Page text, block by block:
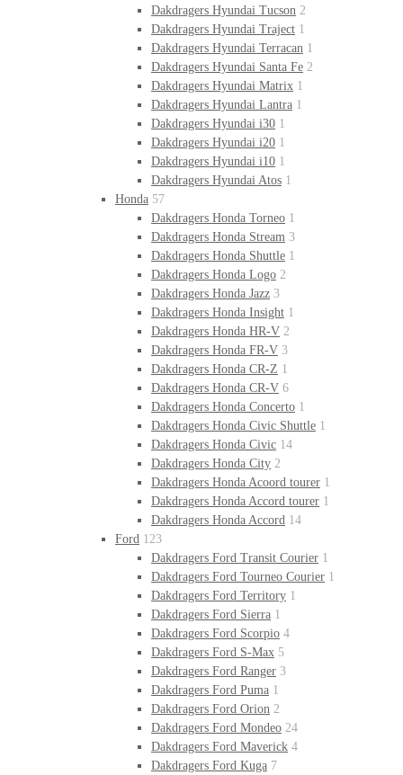
Dakdragers Hyundai Tucson 2
Dakdragers Hyundai Traject 1
Dakdragers Hyundai Terracan 1
Dakdragers Hyundai Santa Fe 2
Dakdragers Hyundai Matrix 1
Dakdragers Hyundai Lantra 1
Dakdragers Hyundai i30 1
Dakdragers Hyundai i20 1
Dakdragers Hyundai i10 1
Dakdragers Hyundai Atos 1
Honda 57
Dakdragers Honda Torneo 1
Dakdragers Honda Stream 3
Dakdragers Honda Shuttle 1
Dakdragers Honda Logo 2
Dakdragers Honda Jazz 3
Dakdragers Honda Insight 1
Dakdragers Honda HR-V 2
Dakdragers Honda FR-V 3
Dakdragers Honda CR-Z 1
Dakdragers Honda CR-V 6
Dakdragers Honda Concerto 1
Dakdragers Honda Civic Shuttle 1
Dakdragers Honda Civic 14
Dakdragers Honda City 2
Dakdragers Honda Acoord tourer 1
Dakdragers Honda Accord tourer 1
Dakdragers Honda Accord 14
Ford 123
Dakdragers Ford Transit Courier 1
Dakdragers Ford Tourneo Courier 1
Dakdragers Ford Territory 1
Dakdragers Ford Sierra 1
Dakdragers Ford Scorpio 4
Dakdragers Ford S-Max 5
Dakdragers Ford Ranger 3
Dakdragers Ford Puma 1
Dakdragers Ford Orion 2
Dakdragers Ford Mondeo 24
Dakdragers Ford Maverick 4
Dakdragers Ford Kuga 7